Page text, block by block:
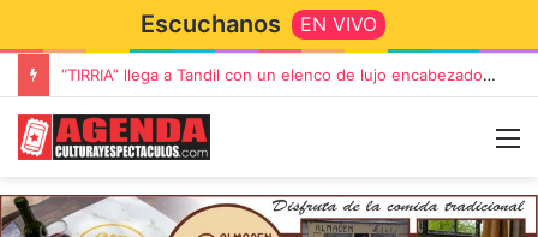
Escuchanos EN VIVO
“TIRRIA” llega a Tandil con un elenco de lujo encabezado por Capusotto, Spregelburd y Stefani